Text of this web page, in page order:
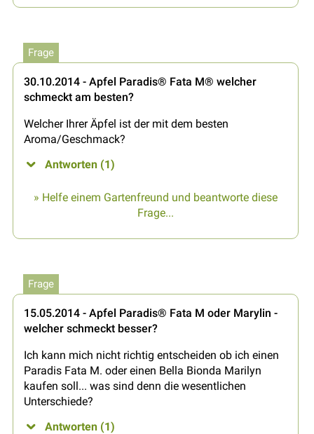
Frage
30.10.2014 - Apfel Paradis® Fata M® welcher
schmeckt am besten?
Welcher Ihrer Äpfel ist der mit dem besten
Aroma/Geschmack?
Antworten (1)
» Helfe einem Gartenfreund und beantworte diese
Frage...
Frage
15.05.2014 - Apfel Paradis® Fata M oder Marylin -
welcher schmeckt besser?
Ich kann mich nicht richtig entscheiden ob ich einen
Paradis Fata M. oder einen Bella Bionda Marilyn
kaufen soll... was sind denn die wesentlichen
Unterschiede?
Antworten (1)